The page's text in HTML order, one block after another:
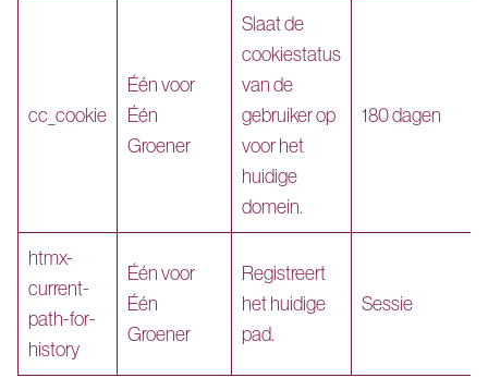
cc_cookie
Één voor
Één
Groener
Slaat de
cookiestatus
van de
gebruiker op
voor het
huidige
domein.
180 dagen
htmx-
current-
path-for-
history
Één voor
Één
Groener
Registreert
het huidige
pad.
Sessie